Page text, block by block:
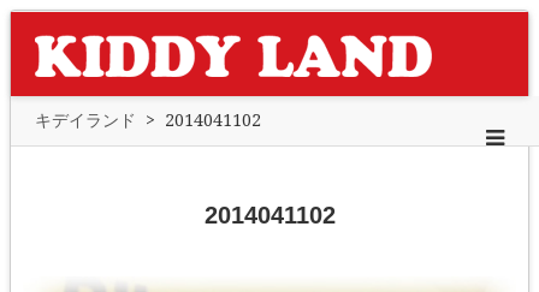
キデイランド > 2014041102
2014041102